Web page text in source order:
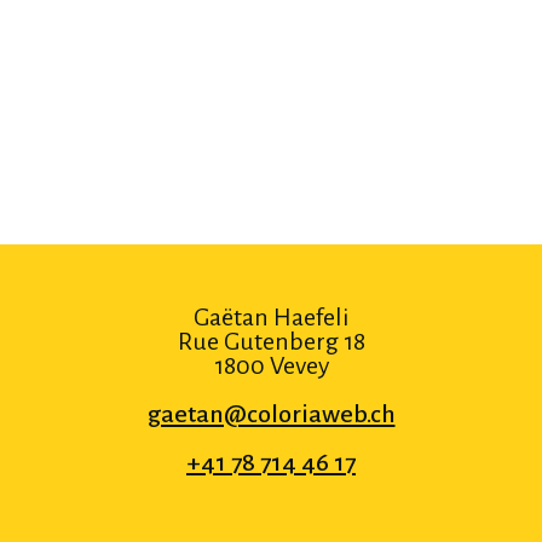
Gaëtan Haefeli
Rue Gutenberg 18
1800 Vevey
gaetan@coloriaweb.ch
+41 78 714 46 17